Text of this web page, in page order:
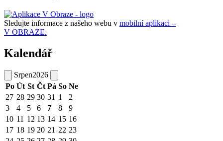
Sledujte informace z našeho webu v mobilní aplikaci –
V OBRAZE.
Kalendář
Srpen2026
Po Út St Čt Pá So Ne
27 28 29 30 31 1
2
3
4 5 6 7 8
9
10 11 12 13 14 15 16
17 18 19 20 21 22 23